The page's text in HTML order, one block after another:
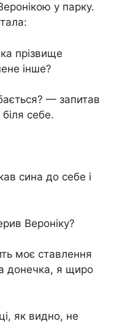
у парку.
прізвище
інше?
— запитав
себе.
сина до себе і
Вероніку?
моє ставлення
донечка, я щиро
як видно, не